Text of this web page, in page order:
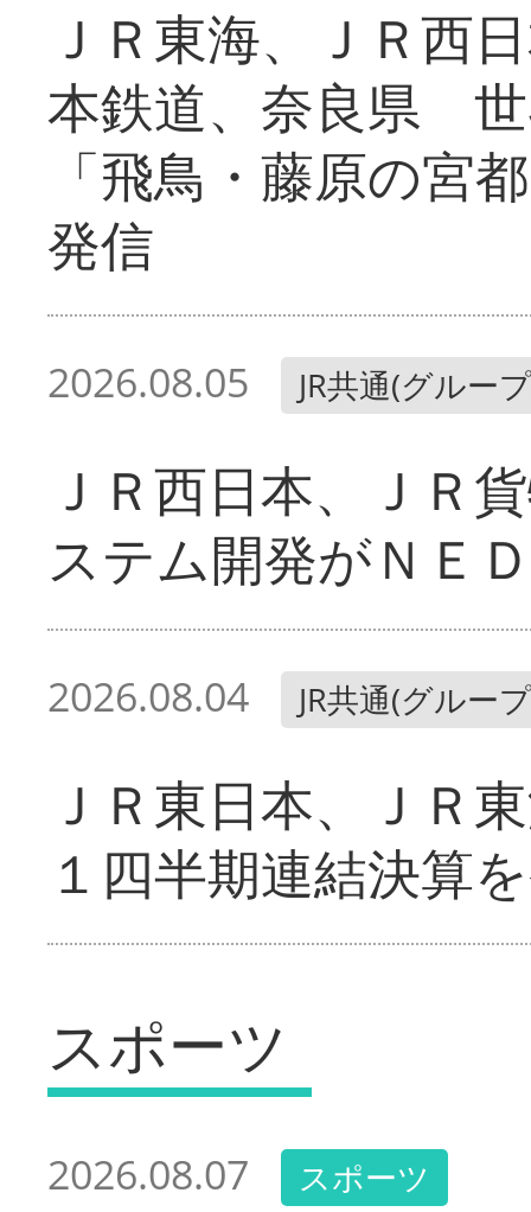
ＪＲ東海、ＪＲ西
本鉄道、奈良県
「飛鳥・藤原の宮
発信
2026.08.05 JR共通(グルー
ＪＲ西日本、ＪＲ
ステム開発がＮＥ
2026.08.04 JR共通(グルー
ＪＲ東日本、ＪＲ
１四半期連結決算
スポーツ
2026.08.07 スポーツ